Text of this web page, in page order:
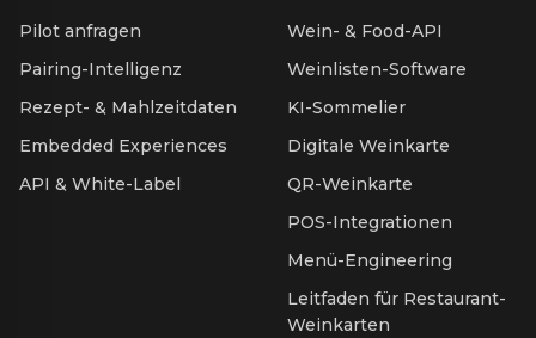
Pilot anfragen
Pairing-Intelligenz
Rezept- & Mahlzeitdaten
Embedded Experiences
API & White-Label
Wein- & Food-API
Weinlisten-Software
KI-Sommelier
Digitale Weinkarte
QR-Weinkarte
POS-Integrationen
Menü-Engineering
Leitfaden für Restaurant-
Weinkarten